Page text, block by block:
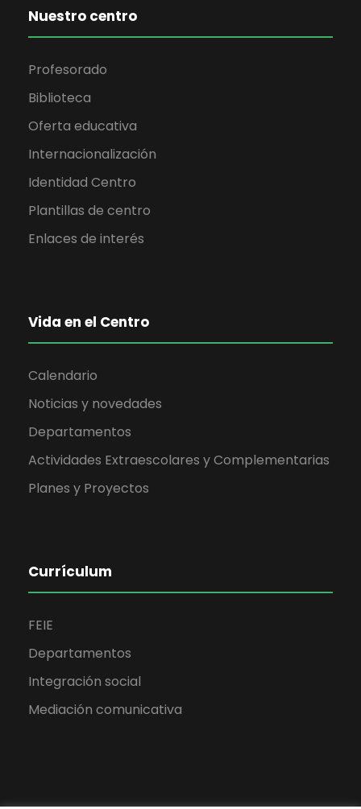
Nuestro centro
Profesorado
Biblioteca
Oferta educativa
Internacionalización
Identidad Centro
Plantillas de centro
Enlaces de interés
Vida en el Centro
Calendario
Noticias y novedades
Departamentos
Actividades Extraescolares y Complementarias
Planes y Proyectos
Currículum
FEIE
Departamentos
Integración social
Mediación comunicativa